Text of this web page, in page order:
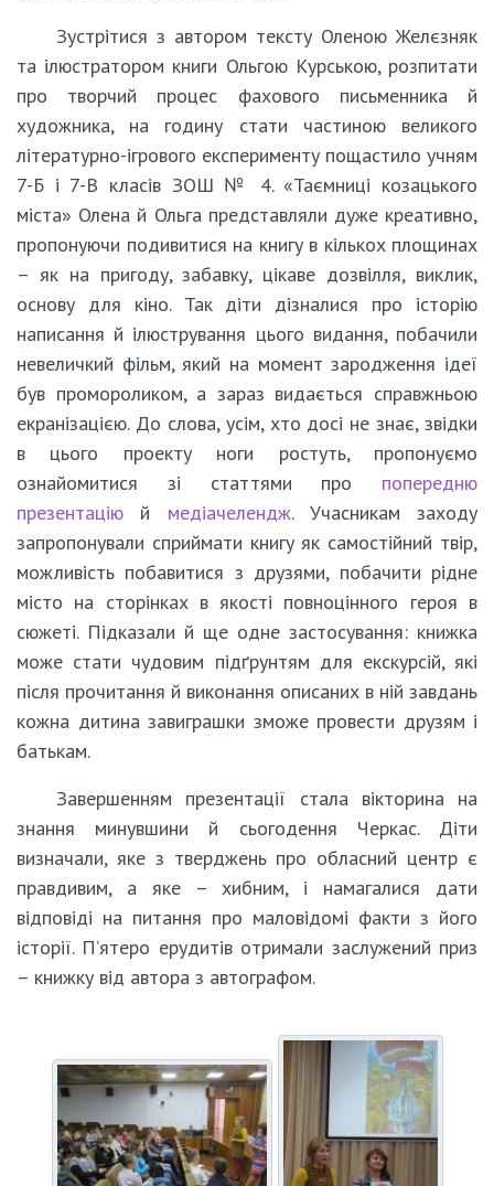
Зустрітися з автором тексту Оленою Желєзняк
та ілюстратором книги Ольгою Курською, розпитати
про творчий процес фахового письменника й
художника, на годину стати частиною великого
літературно-ігрового експерименту пощастило учням
7-Б і 7-В класів ЗОШ № 4. «Таємниці козацького
міста» Олена й Ольга представляли дуже креативно,
пропонуючи подивитися на книгу в кількох площинах
– як на пригоду, забавку, цікаве дозвілля, виклик,
основу для кіно. Так діти дізналися про історію
написання й ілюстрування цього видання, побачили
невеличкий фільм, який на момент зародження ідеї
був промороликом, а зараз видається справжньою
екранізацією. До слова, усім, хто досі не знає, звідки
в цього проекту ноги ростуть, пропонуємо
ознайомитися зі статтями про попередню
презентацію й медіачелендж. Учасникам заходу
запропонували сприймати книгу як самостійний твір,
можливість побавитися з друзями, побачити рідне
місто на сторінках в якості повноцінного героя в
сюжеті. Підказали й ще одне застосування: книжка
може стати чудовим підґрунтям для екскурсій, які
після прочитання й виконання описаних в ній завдань
кожна дитина завиграшки зможе провести друзям і
батькам.
Завершенням презентації стала вікторина на
знання минувшини й сьогодення Черкас. Діти
визначали, яке з тверджень про обласний центр є
правдивим, а яке – хибним, і намагалися дати
відповіді на питання про маловідомі факти з його
історії. П’ятеро ерудитів отримали заслужений приз
– книжку від автора з автографом.